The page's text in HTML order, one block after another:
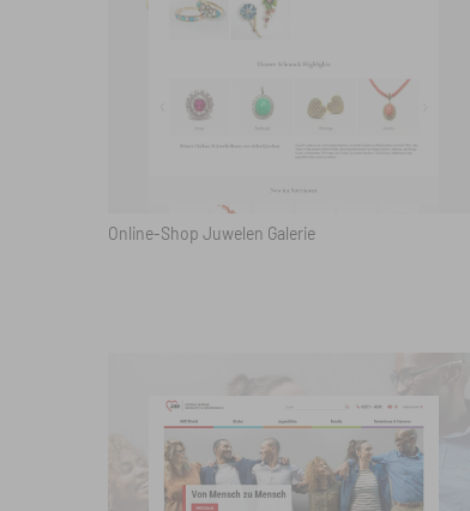
Online-Shop Juwelen Galerie